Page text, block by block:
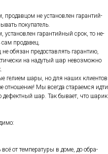
про­дав­цом не ус­та­нов­лен га­ран­тий­
по­купа­тель.
га­ран­тий­ный срок, то не­
про­давец.
обя­зан пре­дос­тавлять га­ран­тию,
на на­дутый шар не­воз­можно
ге­ли­ем ша­ры, но для на­ших кли­ен­тов
от­но­шение! Мы всег­да ста­ра­ем­ся ид­ти
де­фек­тный шар. Так бы­ва­ет, что ша­рик
от тем­пе­рату­ры в до­ме, до об­ра­